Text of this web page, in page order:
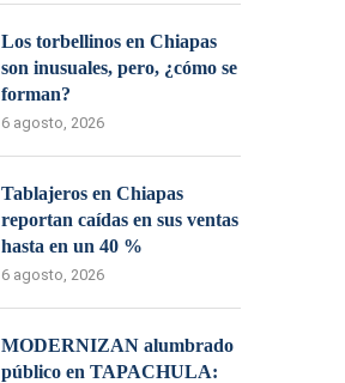
Los torbellinos en Chiapas
son inusuales, pero, ¿cómo se
forman?
6 agosto, 2026
Tablajeros en Chiapas
reportan caídas en sus ventas
hasta en un 40 %
6 agosto, 2026
MODERNIZAN alumbrado
público en TAPACHULA: